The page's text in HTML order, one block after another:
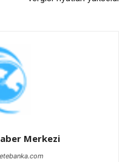
Merkezi